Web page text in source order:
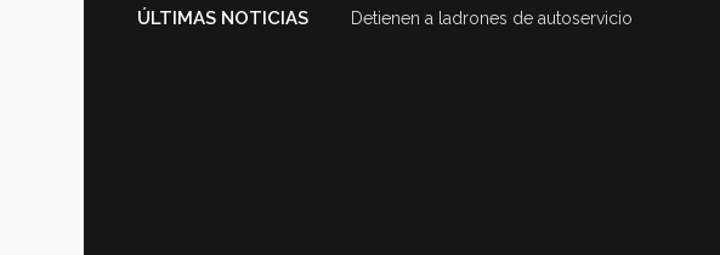
ÚLTIMAS NOTICIAS Detienen a ladrones de autoservicio